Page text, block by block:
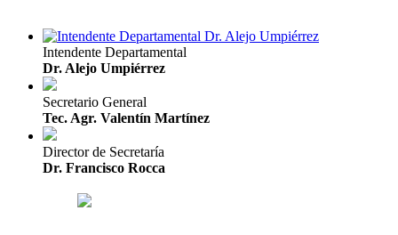
Intendente Departamental
Dr. Alejo Umpiérrez
Secretario General
Tec. Agr. Valentín Martínez
Director de Secretaría
Dr. Francisco Rocca